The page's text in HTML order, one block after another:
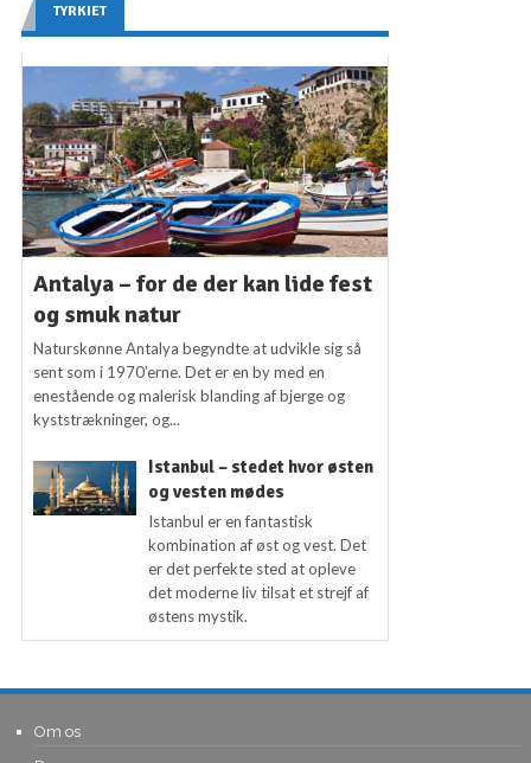
TYRKIET
Antalya – for de der kan lide fest
og smuk natur
Naturskønne Antalya begyndte at udvikle sig så
sent som i 1970’erne. Det er en by med en
enestående og malerisk blanding af bjerge og
kyststrækninger, og...
Istanbul – stedet hvor østen
og vesten mødes
Istanbul er en fantastisk
kombination af øst og vest. Det
er det perfekte sted at opleve
det moderne liv tilsat et strejf af
østens mystik.
Om os